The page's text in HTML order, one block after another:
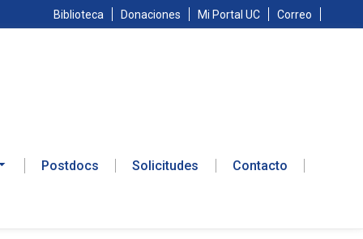
Biblioteca Donaciones Mi Portal UC Correo
Postdocs Solicitudes Contacto